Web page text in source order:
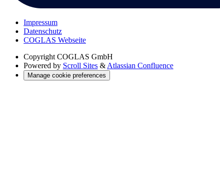
Impressum
Datenschutz
COGLAS Webseite
Copyright COGLAS GmbH
Powered by Scroll Sites & Atlassian Confluence
Manage cookie preferences